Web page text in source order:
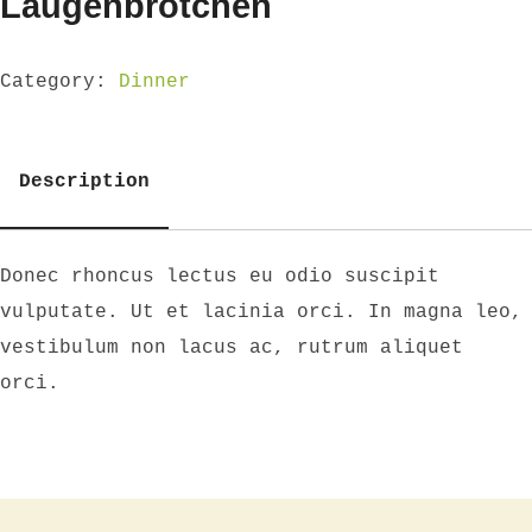
Category: Dinner
Description
Description
Donec rhoncus lectus eu odio suscipit
vulputate. Ut et lacinia orci. In magna leo,
vestibulum non lacus ac, rutrum aliquet
orci.